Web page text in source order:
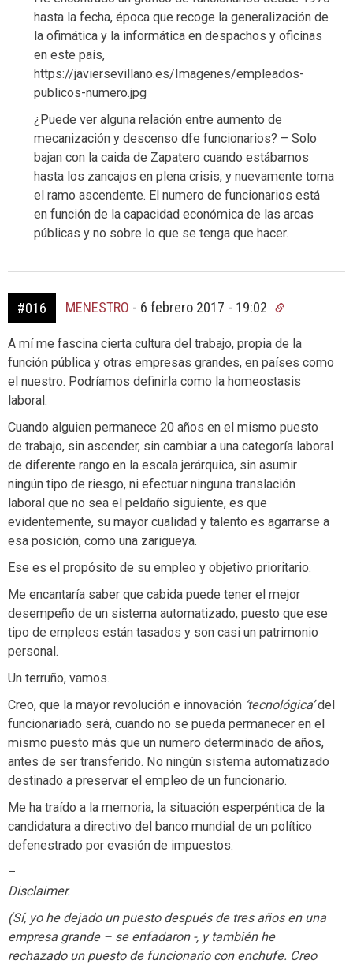
hasta la fecha, época que recoge la generalización de
la ofimática y la informática en despachos y oficinas
en este país,
https://javiersevillano.es/Imagenes/empleados-
publicos-numero.jpg
¿Puede ver alguna relación entre aumento de
mecanización y descenso dfe funcionarios? – Solo
bajan con la caida de Zapatero cuando estábamos
hasta los zancajos en plena crisis, y nuevamente toma
el ramo ascendente. El numero de funcionarios está
en función de la capacidad económica de las arcas
públicas y no sobre lo que se tenga que hacer.
#016 MENESTRO - 6 febrero 2017 - 19:02
A mí me fascina cierta cultura del trabajo, propia de la
función pública y otras empresas grandes, en países como
el nuestro. Podríamos definirla como la homeostasis
laboral.
Cuando alguien permanece 20 años en el mismo puesto
de trabajo, sin ascender, sin cambiar a una categoría laboral
de diferente rango en la escala jerárquica, sin asumir
ningún tipo de riesgo, ni efectuar ninguna translación
laboral que no sea el peldaño siguiente, es que
evidentemente, su mayor cualidad y talento es agarrarse a
esa posición, como una zarigueya.
Ese es el propósito de su empleo y objetivo prioritario.
Me encantaría saber que cabida puede tener el mejor
desempeño de un sistema automatizado, puesto que ese
tipo de empleos están tasados y son casi un patrimonio
personal.
Un terruño, vamos.
Creo, que la mayor revolución e innovación ‘tecnológica’del
funcionariado será, cuando no se pueda permanecer en el
mismo puesto más que un numero determinado de años,
antes de ser transferido. No ningún sistema automatizado
destinado a preservar el empleo de un funcionario.
Me ha traído a la memoria, la situación esperpéntica de la
candidatura a directivo del banco mundial de un político
defenestrado por evasión de impuestos.
–
Disclaimer.
(Sí, yo he dejado un puesto después de tres años en una
empresa grande – se enfadaron -, y también he
rechazado un puesto de funcionario con enchufe. Creo